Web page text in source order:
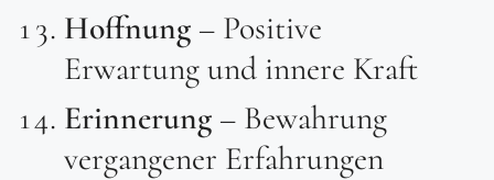
Hoffnung – Positive
Erwartung und innere Kraft
Erinnerung – Bewahrung
vergangener Erfahrungen